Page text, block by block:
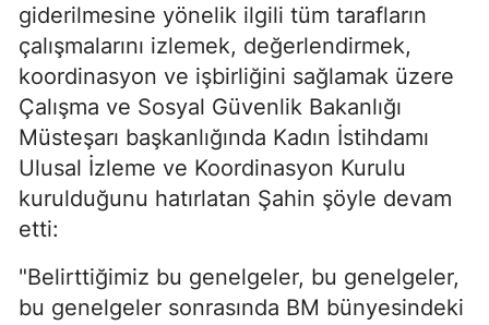
giderilmesine yönelik ilgili tüm tarafların
çalışmalarını izlemek, değerlendirmek,
koordinasyon ve işbirliğini sağlamak üzere
Çalışma ve Sosyal Güvenlik Bakanlığı
Müsteşarı başkanlığında Kadın İstihdamı
Ulusal İzleme ve Koordinasyon Kurulu
kurulduğunu hatırlatan Şahin şöyle devam
etti:
"Belirttiğimiz bu genelgeler, bu genelgeler,
bu genelgeler sonrasında BM bünyesindeki